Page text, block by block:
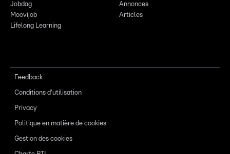
Jobdag
Moovijob
Lifelong Learning
Annonces
Articles
Feedback
Conditions d'utilisation
Privacy
Politique en matière de cookies
Gestion des cookies